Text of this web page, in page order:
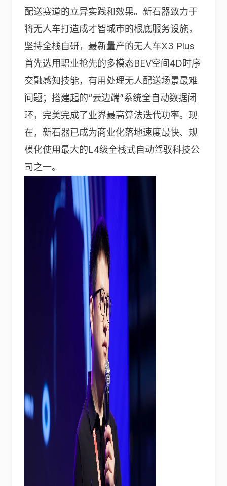
配送赛道的立异实践和效果。新石器致力于
将无人车打造成才智城市的根底服务设施，
坚持全栈自研，最新量产的无人车X3 Plus
首先选用职业抢先的多模态BEV空间4D时序
交融感知技能，有用处理无人配送场景最难
问题；搭建起的“云边端”系统全自动数据闭
环，完美完成了业界最高算法迭代功率。现
在，新石器已成为商业化落地速度最快、规
模化使用最大的L4级全栈式自动驾驭科技公
司之一。